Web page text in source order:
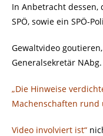
In Anbetracht
SPÖ, sowie ein SPÖ-
Gewaltvideo
Generalsekretär
„Die Hinweise
Machenschaften rund
Video involviert ist“